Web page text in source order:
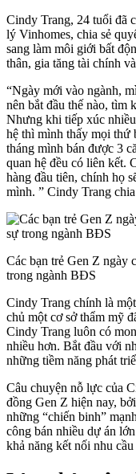
Cindy Trang, 24 tuổi đã
lý Vinhomes, chia sẻ
sang làm môi giới bất
thân, gia tăng tài chính
“Ngày mới vào ngành,
nên bắt đầu thế nào, tìm
Nhưng khi tiếp xúc
hệ thì mình thấy mọi thứ
tháng mình bán được 3
quan hệ đều có liên kết.
hàng đầu tiên, chính họ
mình. ” Cindy Trang chia
Các bạn trẻ Gen Z ngày
trong ngành BĐS
Cindy Trang chính là
chủ một cơ sở thẩm mỹ
Cindy Trang luôn có
nhiều hơn. Bắt đầu với
những tiềm năng phát
Câu chuyện nỗ lực của
đồng Gen Z hiện nay,
những “chiến binh”
công bán nhiều dự án lớn
khả năng kết nối nhu